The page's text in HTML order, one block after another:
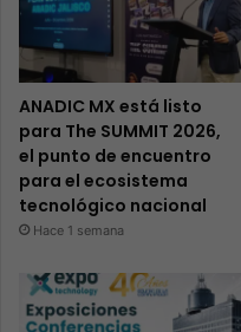
ANADIC MX está listo
para The SUMMIT 2026,
el punto de encuentro
para el ecosistema
tecnológico nacional
Hace 1 semana